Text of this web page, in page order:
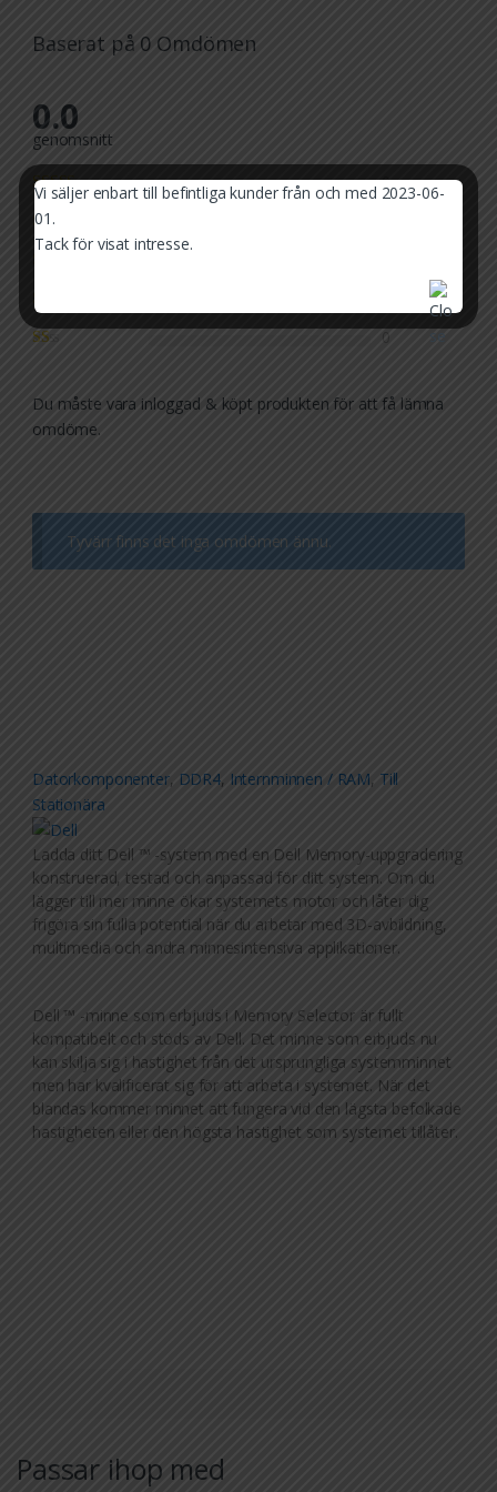
Baserat på 0 Omdömen
0.0
genomsnitt
0
0
Du måste vara inloggad & köpt produkten för att få lämna
omdöme.
Tyvärr finns det inga omdömen ännu.
Datorkomponenter, DDR4, Internminnen / RAM, Till
Stationära
Ladda ditt Dell ™ -system med en Dell Memory-uppgradering
konstruerad, testad och anpassad för ditt system. Om du
lägger till mer minne ökar systemets motor och låter dig
frigöra sin fulla potential när du arbetar med 3D-avbildning,
multimedia och andra minnesintensiva applikationer.
Dell ™ -minne som erbjuds i Memory Selector är fullt
kompatibelt och stöds av Dell. Det minne som erbjuds nu
kan skilja sig i hastighet från det ursprungliga systemminnet
men har kvalificerat sig för att arbeta i systemet. När det
blandas kommer minnet att fungera vid den lägsta befolkade
hastigheten eller den högsta hastighet som systemet tillåter.
Passar ihop med
Vi säljer enbart till befintliga kunder från och med 2023-06-
01.
Tack för visat intresse.